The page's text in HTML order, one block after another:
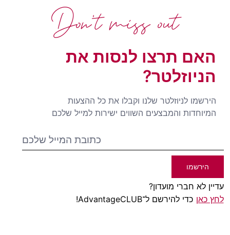
האם תרצו לנסות את
הניוזלטר?
הירשמו לניוזלטר שלנו וקבלו את כל ההצעות
המיוחדות והמבצעים השווים ישירות למייל שלכם
הירשמו
עדיין לא חברי מועדון?
לחץ כאן כדי להירשם ל־AdvantageCLUB!
Don't miss out